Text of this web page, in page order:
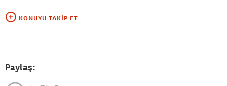
KONUYU TAKIP ET
Paylaş: